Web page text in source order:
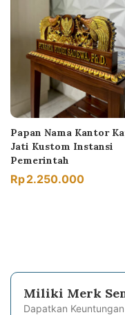
Papan Nama Kantor
Jati Kustom Instansi
Pemerintah
Rp2.250.000
Miliki Merk
Dapatkan